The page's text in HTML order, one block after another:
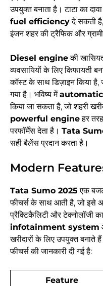
उपयुक्त बनाता है। टाटा का
fuel efficiencyदे सकती
इंजन शहर की ट्रैफिक और
Diesel engineकी
व्यवसायियों के लिए किफायती
कॉस्ट के साथ डिज़ाइन किया
गया है। भविष्य में
किया जा सकता है, जो शहरी
powerful engineहर
परफॉर्मेंस देता है। Tata
सही बैलेंस प्रदान करता है।
Modern
Tata Sumo 2025 एक
फीचर्स के साथ आती है, जो इसे
प्रैक्टिकैलिटी और टेक्नोलॉजी
infotainment system
खरीदारों के लिए उपयुक्त
फीचर्स की जानकारी दी गई है:
Feature